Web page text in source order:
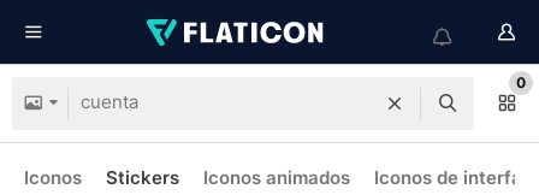
0
Iconos Stickers Iconos animados Iconos de interfaz